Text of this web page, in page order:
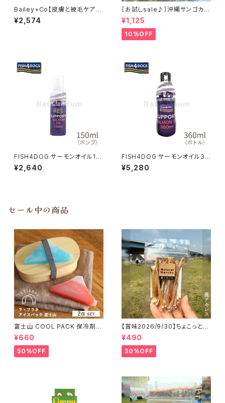
Bailey+Co【皮膚と被毛ケア】
フリーズドライ ビーフボーンブ
ロス ブルーベリー 30g ベイリ
¥2,574
［お試しsale♪］沖縄サンゴカル
シウム たっぷり100g
¥1,125
10%OFF
FISH4DOG サーモンオイル15
0ｍl（ポンプ）フィッシュ4ドッグ
¥2,640
FISH4DOG サーモンオイル36
0ｍl（ボトル）フィッシュ4ドッグ
¥5,280
セール中の商品
富士山 COOL PACK 保冷剤 2
個セット ひんやり雑貨 アイスパ
ックla flaner ラフラネ
¥660
50%OFF
【賞味2026/9/30】ちょこっと
「鹿アキレス」ジビエ鹿 おやつ
¥490
30%OFF